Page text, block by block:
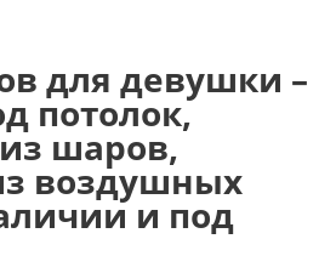
для девушки –
потолок,
шаров,
воздушных
и под